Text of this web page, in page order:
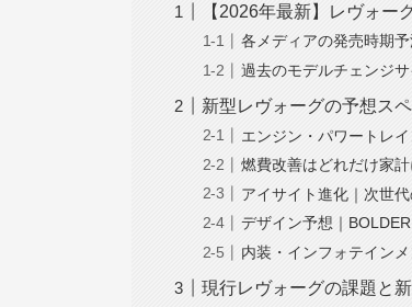
【2026年最新】レヴォー
各メディアの発売時期
過去のモデルチェンジ
新型レヴォーグの予想ス
エンジン・パワートレ
燃費改善はどれだけ家
アイサイト進化｜次世
デザイン予想｜
内装・インフォテイン
現行レヴォーグの課題と